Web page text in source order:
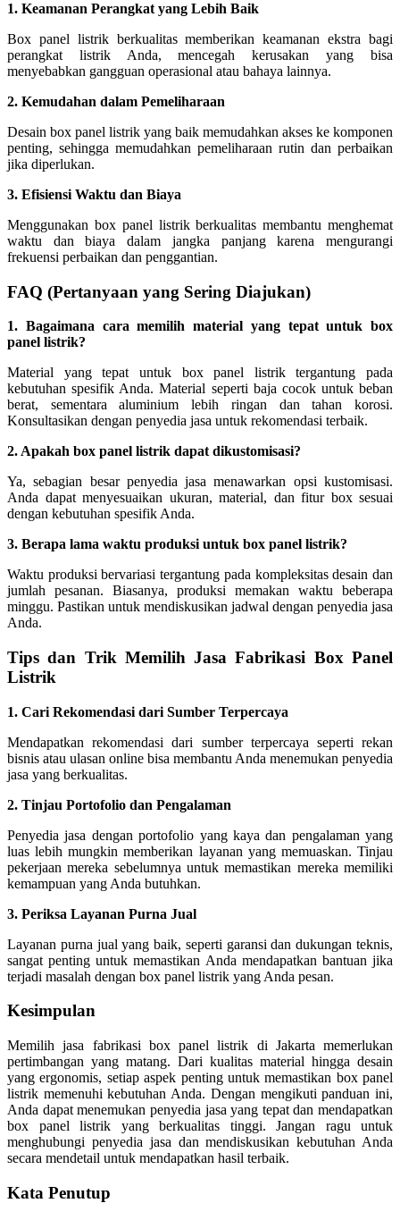
1. Keamanan Perangkat yang Lebih Baik
Box panel listrik berkualitas memberikan keamanan ekstra bagi
perangkat listrik Anda, mencegah kerusakan yang bisa
menyebabkan gangguan operasional atau bahaya lainnya.
2. Kemudahan dalam Pemeliharaan
Desain box panel listrik yang baik memudahkan akses ke komponen
penting, sehingga memudahkan pemeliharaan rutin dan perbaikan
jika diperlukan.
3. Efisiensi Waktu dan Biaya
Menggunakan box panel listrik berkualitas membantu menghemat
waktu dan biaya dalam jangka panjang karena mengurangi
frekuensi perbaikan dan penggantian.
FAQ (Pertanyaan yang Sering Diajukan)
1. Bagaimana cara memilih material yang tepat untuk box
panel listrik?
Material yang tepat untuk box panel listrik tergantung pada
kebutuhan spesifik Anda. Material seperti baja cocok untuk beban
berat, sementara aluminium lebih ringan dan tahan korosi.
Konsultasikan dengan penyedia jasa untuk rekomendasi terbaik.
2. Apakah box panel listrik dapat dikustomisasi?
Ya, sebagian besar penyedia jasa menawarkan opsi kustomisasi.
Anda dapat menyesuaikan ukuran, material, dan fitur box sesuai
dengan kebutuhan spesifik Anda.
3. Berapa lama waktu produksi untuk box panel listrik?
Waktu produksi bervariasi tergantung pada kompleksitas desain dan
jumlah pesanan. Biasanya, produksi memakan waktu beberapa
minggu. Pastikan untuk mendiskusikan jadwal dengan penyedia jasa
Anda.
Tips dan Trik Memilih Jasa Fabrikasi Box Panel
Listrik
1. Cari Rekomendasi dari Sumber Terpercaya
Mendapatkan rekomendasi dari sumber terpercaya seperti rekan
bisnis atau ulasan online bisa membantu Anda menemukan penyedia
jasa yang berkualitas.
2. Tinjau Portofolio dan Pengalaman
Penyedia jasa dengan portofolio yang kaya dan pengalaman yang
luas lebih mungkin memberikan layanan yang memuaskan. Tinjau
pekerjaan mereka sebelumnya untuk memastikan mereka memiliki
kemampuan yang Anda butuhkan.
3. Periksa Layanan Purna Jual
Layanan purna jual yang baik, seperti garansi dan dukungan teknis,
sangat penting untuk memastikan Anda mendapatkan bantuan jika
terjadi masalah dengan box panel listrik yang Anda pesan.
Kesimpulan
Memilih jasa fabrikasi box panel listrik di Jakarta memerlukan
pertimbangan yang matang. Dari kualitas material hingga desain
yang ergonomis, setiap aspek penting untuk memastikan box panel
listrik memenuhi kebutuhan Anda. Dengan mengikuti panduan ini,
Anda dapat menemukan penyedia jasa yang tepat dan mendapatkan
box panel listrik yang berkualitas tinggi. Jangan ragu untuk
menghubungi penyedia jasa dan mendiskusikan kebutuhan Anda
secara mendetail untuk mendapatkan hasil terbaik.
Kata Penutup